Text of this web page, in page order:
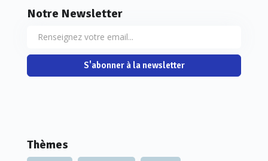
Notre Newsletter
S'abonner à la newsletter
Thèmes